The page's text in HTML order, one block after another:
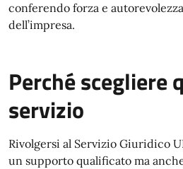
conferendo forza e
dell’impresa.
Perché scegliere
servizio
Rivolgersi al Servizio Giuridico
un supporto qualificato ma